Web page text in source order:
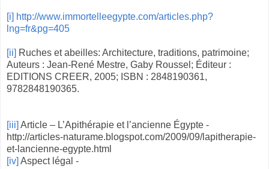
[i] http://www.immortelleegypte.com/articles.php?
lng=fr&pg=405
[ii] Ruches et abeilles: Architecture, traditions, patrimoine;
Auteurs : Jean-René Mestre, Gaby Roussel; Éditeur :
EDITIONS CREER, 2005; ISBN : 2848190361,
9782848190365.
[iii] Article – L’Apithérapie et l’ancienne Égypte -
http://articles-naturame.blogspot.com/2009/09/lapitherapie-
et-lancienne-egypte.html
[iv] Aspect légal -